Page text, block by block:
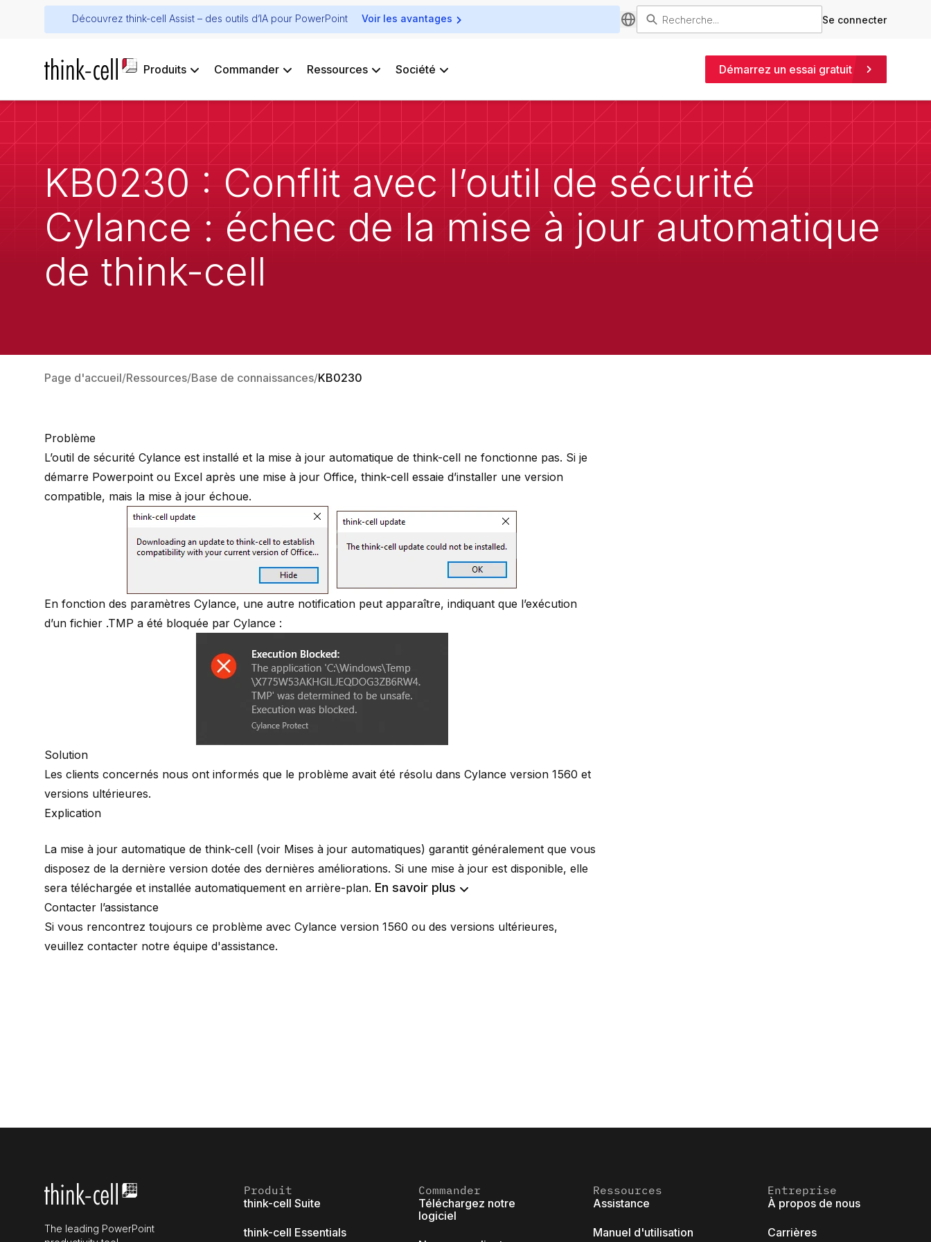
Découvrez think-cell Assist – des outils d’IA pour PowerPoint Voir les avantages Se connecter
Produits Commander Ressources Société Démarrez un essai gratuit
KB0230 : Conflit avec l’outil de sécurité
Cylance : échec de la mise à jour automatique
de think-cell
Page d'accueil Ressources Base de connaissances KB0230
Problème
L’outil de sécurité Cylance est installé et la mise à jour automatique de think-cell ne fonctionne pas. Si je
démarre Powerpoint ou Excel après une mise à jour Office, think-cell essaie d’installer une version
compatible, mais la mise à jour échoue.
En fonction des paramètres Cylance, une autre notification peut apparaître, indiquant que l’exécution
d’un fichier .TMP a été bloquée par Cylance :
Solution
Les clients concernés nous ont informés que le problème avait été résolu dans Cylance version 1560 et
versions ultérieures.
Explication
La mise à jour automatique de think-cell (voir Mises à jour automatiques) garantit généralement que vous
disposez de la dernière version dotée des dernières améliorations. Si une mise à jour est disponible, elle
sera téléchargée et installée automatiquement en arrière-plan. En savoir plus
Contacter l’assistance
Si vous rencontrez toujours ce problème avec Cylance version 1560 ou des versions ultérieures,
veuillez contacter notre équipe d'assistance.
The leading PowerPoint
Produit
think-cell Suite
think-cell Essentials
Commander
Téléchargez notre
logiciel
Ressources
Assistance
Manuel d'utilisation
Entreprise
À propos de nous
Carrières